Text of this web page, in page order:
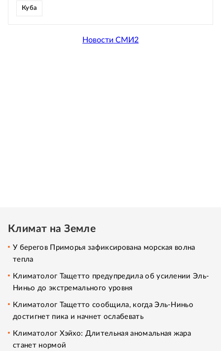
Куба
Новости СМИ2
Климат на Земле
У берегов Приморья зафиксирована морская волна
тепла
Климатолог Тащетто предупредила об усилении Эль-
Ниньо до экстремального уровня
Климатолог Тащетто сообщила, когда Эль-Ниньо
достигнет пика и начнет ослабевать
Климатолог Хэйхо: Длительная аномальная жара
станет нормой